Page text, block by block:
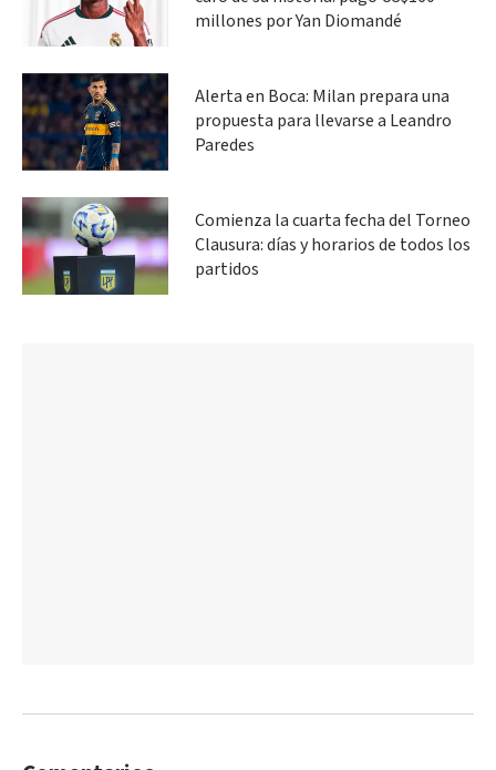
millones por Yan Diomandé
Alerta en Boca: Milan prepara una
propuesta para llevarse a Leandro
Paredes
Comienza la cuarta fecha del Torneo
Clausura: días y horarios de todos los
partidos